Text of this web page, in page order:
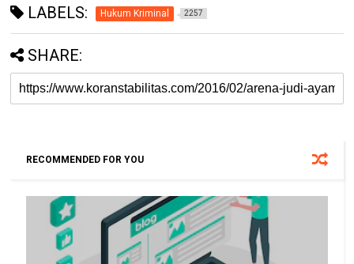
LABELS: Hukum Kriminal 2257
SHARE:
RECOMMENDED FOR YOU